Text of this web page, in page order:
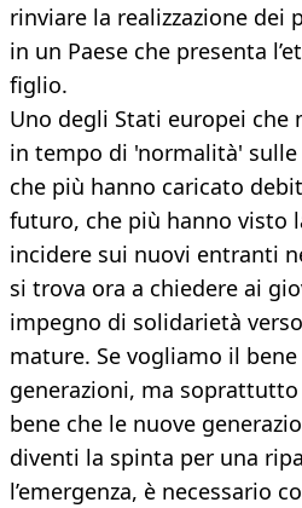
rinviare la realizzazione
in un Paese che presenta
figlio.
Uno degli Stati europei che
in tempo di 'normalità' sulle
che più hanno caricato
futuro, che più hanno visto
incidere sui nuovi entranti
si trova ora a chiedere ai
impegno di solidarietà
mature. Se vogliamo il
generazioni, ma
bene che le nuove
diventi la spinta per una
l’emergenza, è necessario